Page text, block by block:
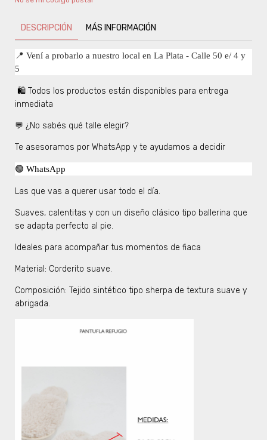
DESCRIPCIÓN MÁS INFORMACIÓN
📍 Vení a probarlo a nuestro local en La Plata - Calle 50 e/ 4 y
5
🛍️ Todos los productos están disponibles para entrega
inmediata
💬 ¿No sabés qué talle elegir?
Te asesoramos por WhatsApp y te ayudamos a decidir
🟢 WhatsApp
Las que vas a querer usar todo el día.
Suaves, calentitas y con un diseño clásico tipo ballerina que
se adapta perfecto al pie.
Ideales para acompañar tus momentos de fiaca
Material: Corderito suave.
Composición: Tejido sintético tipo sherpa de textura suave y
abrigada.